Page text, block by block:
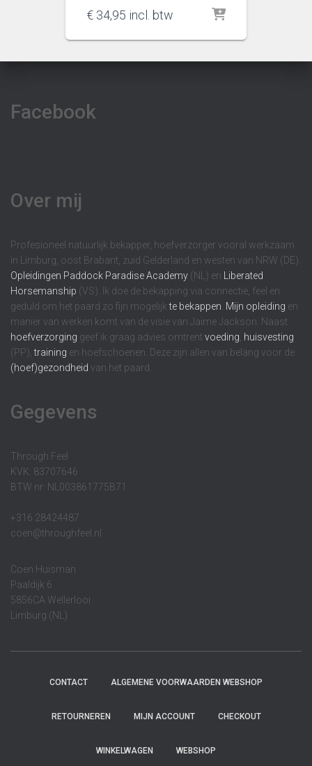
€ 34,95 incl. btw
Facebook
Over mij
Profesioneel natuurlijk bekapper, hoefverzorger vooral werkzaam
in Limburg, oost Brabant, zuid Gelderland en westen van NRW (DE).
Opleidingen Paddock Paradise Academy (NL) en
Liberated
Horsemanship (VS). Ik doe de bekapping via connectie, feel en
geduld om het paard zo fijn mogelijkte bekappen Mijn opleiding en
manier van werken komt van de visie van Jaime Jackson. Naast
hoefverzorging geef ik graag advies omtrent voeding huisvesting
(PP),training en hoefschoenen. Deze zijn allen van belang voor de
(hoef)gezondheid van het paard.
Gegevens
Through Feel
KVK: 83707646
BTW nr: NL003861775B71
+316 28424487
coen@throughfeel.nl
Coen Huisman
Paaldijk 6
5856CA Wellerlooi
Limburg (NL)
CONTACT ALGEMENE VOORWAARDEN WEBSHOP
RETOURNEREN MIJN ACCOUNT CHECKOUT
WINKELWAGEN WEBSHOP